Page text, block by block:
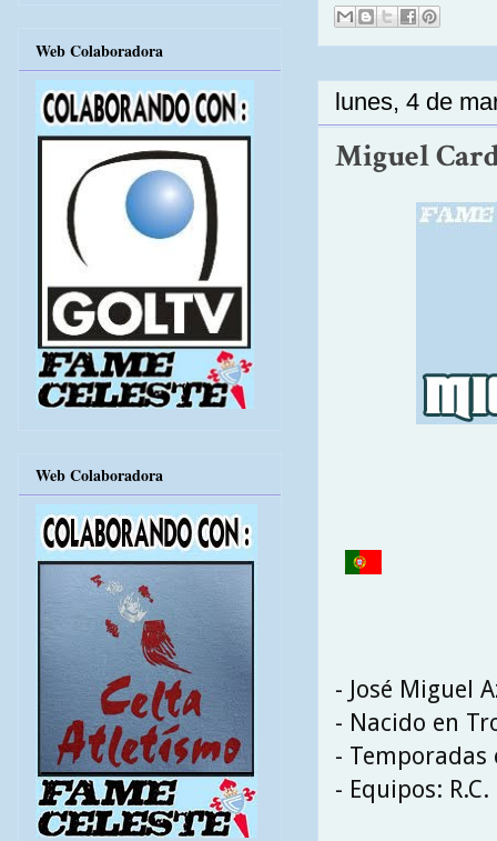
lunes, 4 de
Miguel
- José Miguel
- Nacido en
- Temporadas
- Equipos:
Web Colaboradora
Web Colaboradora